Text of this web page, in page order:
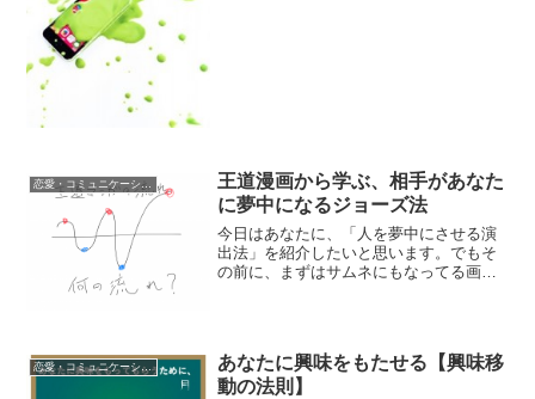
恋愛・コミュニケーション
王道漫画から学ぶ、相手があなた
に夢中になるジョーズ法
今日はあなたに、「人を夢中にさせる演
出法」を紹介したいと思います。でもそ
の前に、まずはサムネにもなってる画像
マシな字書きま...
恋愛・コミュニケーション
あなたに興味をもたせる【興味移
動の法則】